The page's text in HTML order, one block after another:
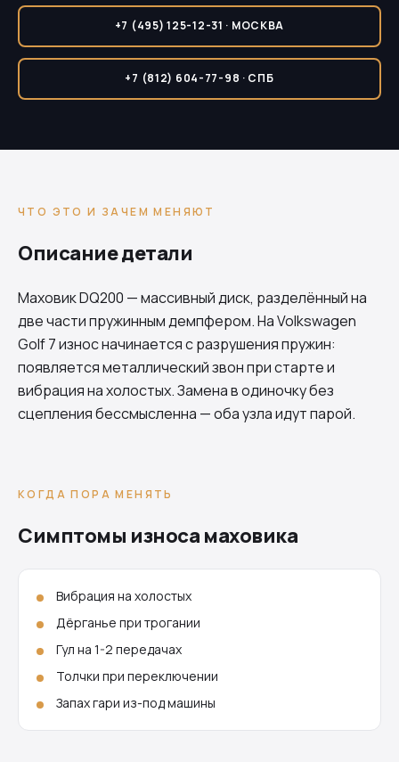
+7 (495) 125-12-31 · МОСКВА
+7 (812) 604-77-98 · СПБ
ЧТО ЭТО И ЗАЧЕМ МЕНЯЮТ
Описание детали
МаховикDQ200 — массивный диск, разделённый на
две части пружинным демпфером. На Volkswagen
Golf 7 износ начинается с разрушения пружин:
появляется металлический звон при старте и
вибрация на холостых. Замена в одиночку без
сцепления бессмысленна — оба узла идут парой.
КОГДА ПОРА МЕНЯТЬ
Симптомы износа маховика
Вибрация на холостых
Дёрганье при трогании
Гул на 1-2 передачах
Толчки при переключении
Запах гари из-под машины